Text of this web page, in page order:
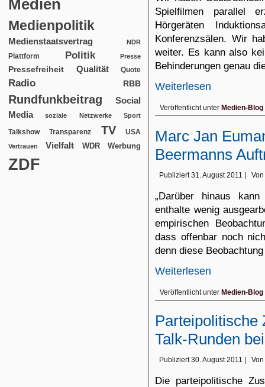
Medien
Medienpolitik
Medienstaatsvertrag NDR
Plattform Politik Presse
Pressefreiheit Qualität Quote
Radio RBB
Rundfunkbeitrag
Social
Media
soziale Netzwerke Sport
Talkshow Transparenz TV USA
Vertrauen Vielfalt WDR Werbung
ZDF
Spielfilmen parallel
Hörgeräten
Konferenzsälen. Wir
weiter. Es kann also
Behinderungen genau
Weiterlesen
Veröffentlicht unter Medien-Blog
Marc Jan
Beermanns
Publiziert 31. August 2011 Von
„Darüber hinaus
enthalte wenig
empirischen
dass offenbar noch
denn diese
Weiterlesen
Veröffentlicht unter Medien-Blog
Parteipolitische
Talk-Runden
Publiziert 30. August 2011 Von
Die parteipolitische